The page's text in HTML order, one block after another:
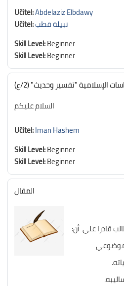
Učitel:Abdelaziz Elbdawy
Učitel:نبيلة قطب
Skill Level:Beginner
Skill Level:Beginner
الإسلامية "تفسير وحديث" (2/ع)
السلام عليكم
Učitel:Iman Hashem
Skill Level:Beginner
Skill Level:Beginner
المقال
قادرا علي أن: